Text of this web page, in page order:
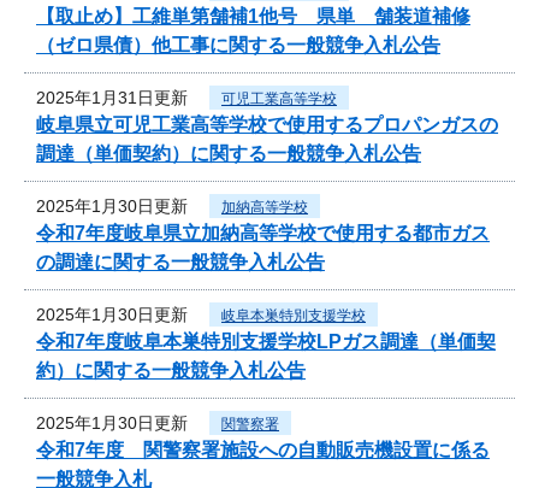
【取止め】工維単第舗補1他号 県単 舗装道補修
（ゼロ県債）他工事に関する一般競争入札公告
2025年1月31日更新 可児工業高等学校
岐阜県立可児工業高等学校で使用するプロパンガスの
調達（単価契約）に関する一般競争入札公告
2025年1月30日更新 加納高等学校
令和7年度岐阜県立加納高等学校で使用する都市ガス
の調達に関する一般競争入札公告
2025年1月30日更新 岐阜本巣特別支援学校
令和7年度岐阜本巣特別支援学校LPガス調達（単価契
約）に関する一般競争入札公告
2025年1月30日更新 関警察署
令和7年度 関警察署施設への自動販売機設置に係る
一般競争入札